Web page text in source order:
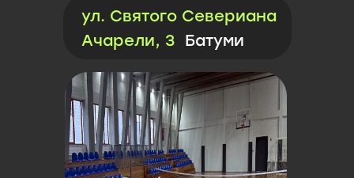
ул. Святого Севериана
Ачарели, 3 Батуми